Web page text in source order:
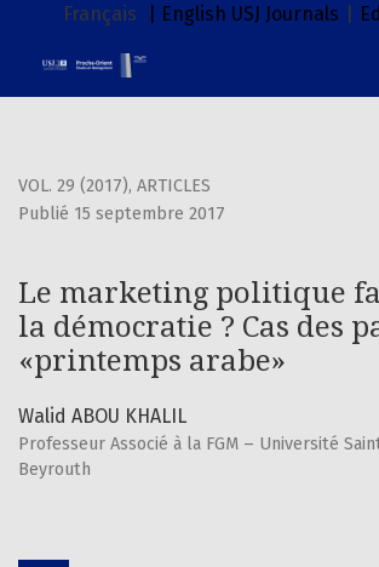
Le marketing politique favorise-t-il la
Français | English USJ Journals
VOL. 29 (2017), ARTICLES
Le marketing politique
la démocratie ? Cas des
«printemps arabe»
Publié 15 septembre 2017
Walid ABOU KHALIL
Professeur Associé à la FGM – Université
Beyrouth